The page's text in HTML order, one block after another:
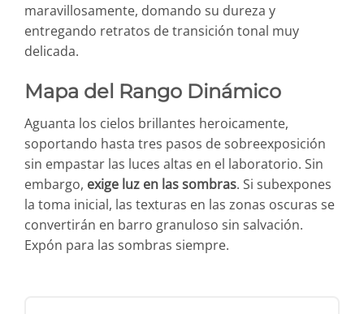
maravillosamente, domando su dureza y
entregando retratos de transición tonal muy
delicada.
Mapa del Rango Dinámico
Aguanta los cielos brillantes heroicamente,
soportando hasta tres pasos de sobreexposición
sin empastar las luces altas en el laboratorio. Sin
embargo, exige luz en las sombras. Si subexpones
la toma inicial, las texturas en las zonas oscuras se
convertirán en barro granuloso sin salvación.
Expón para las sombras siempre.